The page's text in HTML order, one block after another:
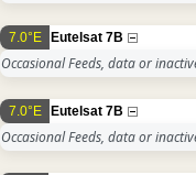
7.0°E Eutelsat 7B
Occasional Feeds, data or
7.0°E Eutelsat 7B
Occasional Feeds, data or